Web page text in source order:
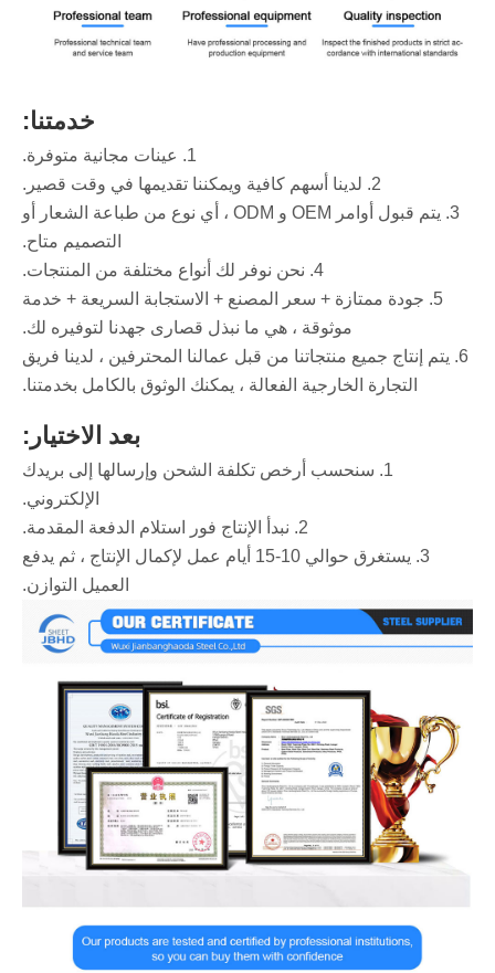
خدمتنا:
1. عينات مجانية متوفرة.
2. لدينا أسهم كافية ويمكننا تقديمها في وقت قصير.
3. يتم قبول أوامر OEM و ODM ، أي نوع من طباعة الشعار أو
التصميم متاح.
4. نحن نوفر لك أنواع مختلفة من المنتجات.
5. جودة ممتازة + سعر المصنع + الاستجابة السريعة + خدمة
موثوقة ، هي ما نبذل قصارى جهدنا لتوفيره لك.
6. يتم إنتاج جميع منتجاتنا من قبل عمالنا المحترفين ، لدينا فريق
التجارة الخارجية الفعالة ، يمكنك الوثوق بالكامل بخدمتنا.
بعد الاختيار:
1. سنحسب أرخص تكلفة الشحن وإرسالها إلى بريدك
الإلكتروني.
2. نبدأ الإنتاج فور استلام الدفعة المقدمة.
3. يستغرق حوالي 10-15 أيام عمل لإكمال الإنتاج ، ثم يدفع
العميل التوازن.